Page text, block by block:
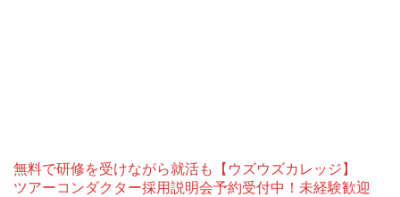
無料で研修を受けながら就活も【ウズウズカレッジ】
ツアーコンダクター採用説明会予約受付中！未経験歓迎